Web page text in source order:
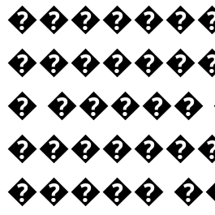
�
�����